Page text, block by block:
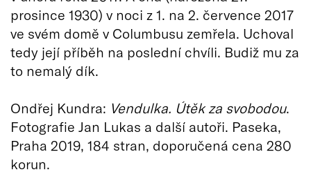
prosince 1930) v noci z 1. na 2. července 2017
ve svém domě v Columbusu zemřela. Uchoval
tedy její příběh na poslední chvíli. Budiž mu za
to nemalý dík.
Ondřej Kundra: Vendulka. Útěk za svobodou.
Fotografie Jan Lukas a další autoři. Paseka,
Praha 2019, 184 stran, doporučená cena 280
korun.